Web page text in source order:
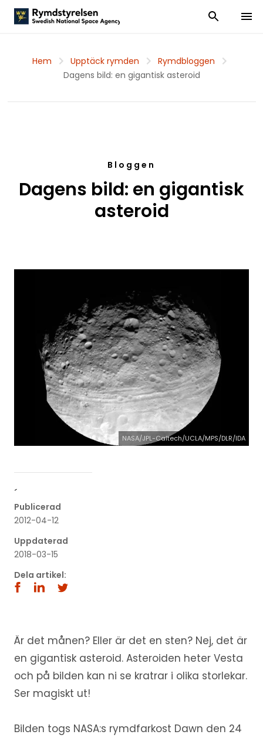
Visa och dölj
Visa
Hem Upptäck rymden
Rymdbloggen
Dagens bild: en gigantisk asteroid
Bloggen
Dagens bild: en gigantisk
asteroid
NASA/JPL-Caltech/UCLA/MPS/DLR/IDA
´
Publicerad
2012-04-12
Uppdaterad
2018-03-15
Dela artikel:
Är det månen? Eller är det en sten? Nej, det är
en gigantisk asteroid. Asteroiden heter Vesta
och på bilden kan ni se kratrar i olika storlekar.
Ser magiskt ut!
Bilden togs NASA:s rymdfarkost Dawn den 24